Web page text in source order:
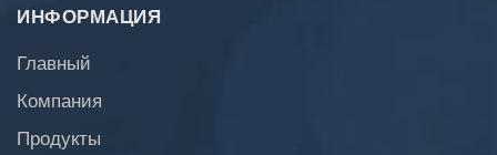
ИНФОРМАЦИЯ
Главный
Компания
Продукты